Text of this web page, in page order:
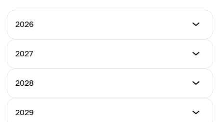
2026
السعر الأدنى
السعر الأقصى
2027
السعر الأدنى
السعر الأقصى
2028
السعر الأدنى
2029